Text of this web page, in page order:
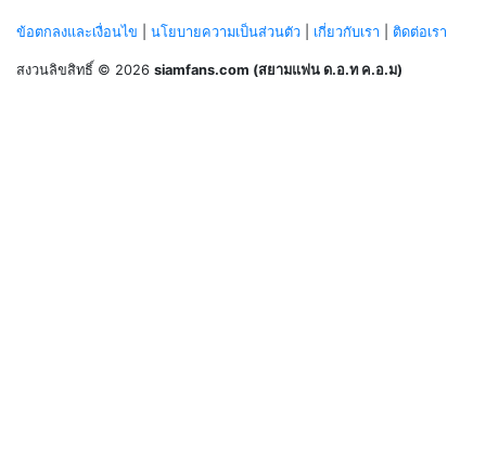
ข้อตกลงและเงื่อนไข นโยบายความเป็นส่วนตัว เกี่ยวกับเรา ติดต่อเรา
สงวนลิขสิทธิ์ © 2026 siamfans.com (สยามแฟน ด.อ.ท ค.อ.ม)